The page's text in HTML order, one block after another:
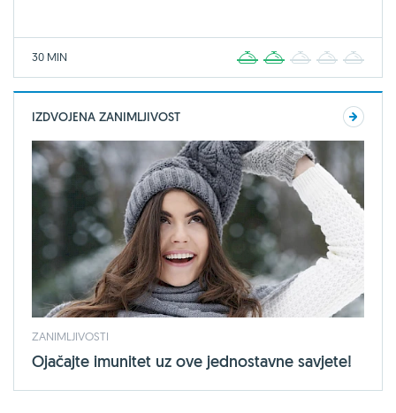
30 MIN 2 3 4
IZDVOJENA ZANIMLJIVOST
ZANIMLJIVOSTI
Ojačajte imunitet uz ove jednostavne savjete!